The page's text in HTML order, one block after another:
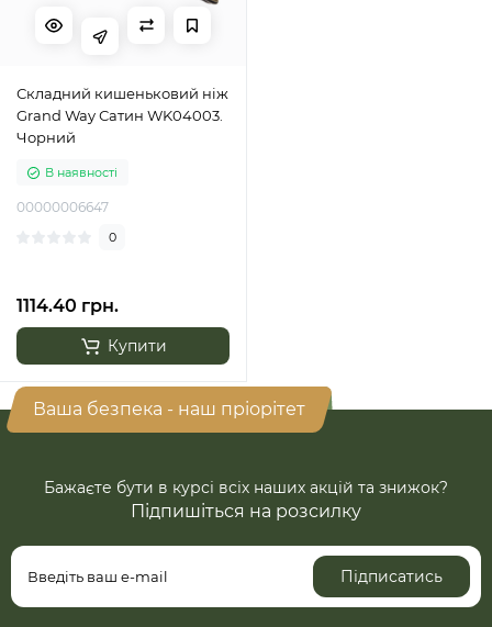
Складний кишеньковий ніж
Grand Way Сатин WK04003.
Чорний
В наявності
00000006647
0
1114.40 грн.
Купити
Ваша безпека - наш пріорітет
Бажаєте бути в курсі всіх наших акцій та знижок?
Підпишіться на розсилку
Підписатись